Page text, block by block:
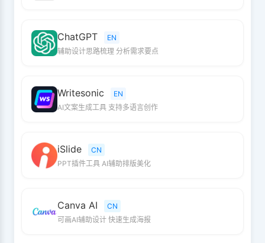
ChatGPT
EN
辅助设计思路梳理 分析需求要点
Writesonic
EN
AI文案生成工具 支持多语言创作
iSlide
CN
PPT插件工具 AI辅助排版美化
Canva AI
CN
可画AI辅助设计 快速生成海报